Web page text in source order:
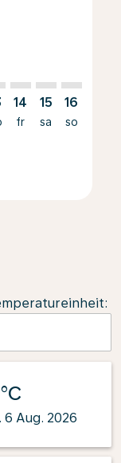
14
fr
15
sa
16
so
:
6 Aug. 2026